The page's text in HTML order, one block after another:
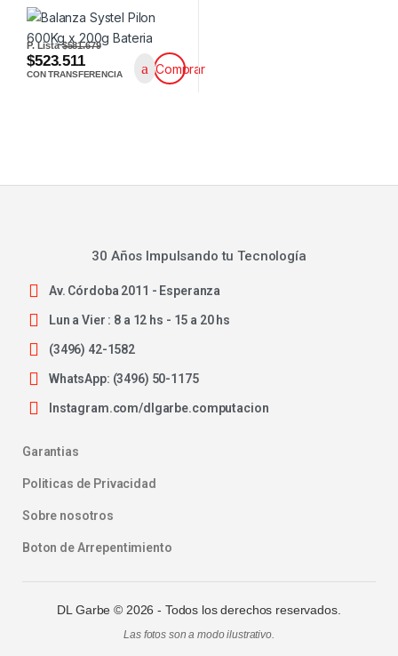
P. Lista$581.679
$523.511
CON TRANSFERENCIA Comprar
30 Años Impulsando tu Tecnología
Av. Córdoba 2011 - Esperanza
Lun a Vier : 8 a 12 hs - 15 a 20 hs
(3496) 42-1582
WhatsApp: (3496) 50-1175
Instagram.com/dlgarbe.computacion
Garantias
Politicas de Privacidad
Sobre nosotros
Boton de Arrepentimiento
DL Garbe © 2026 - Todos los derechos reservados.
Las fotos son a modo ilustrativo.